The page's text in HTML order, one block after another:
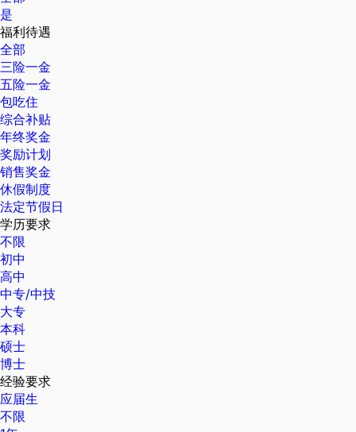
是
福利待遇
全部
三险一金
五险一金
包吃住
综合补贴
年终奖金
奖励计划
销售奖金
休假制度
法定节假日
学历要求
不限
初中
高中
中专/中技
大专
本科
硕士
博士
经验要求
应届生
不限